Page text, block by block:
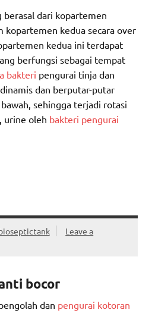
dari kopartemen
kopartemen kedua secara over
kedua ini terdapat
berfungsi sebagai tempat
bakteri pengurai tinja dan
dan berputar-putar
sehingga terjadi rotasi
urine oleh bakteri pengurai
Leave a
bocor
dan pengurai kotoran